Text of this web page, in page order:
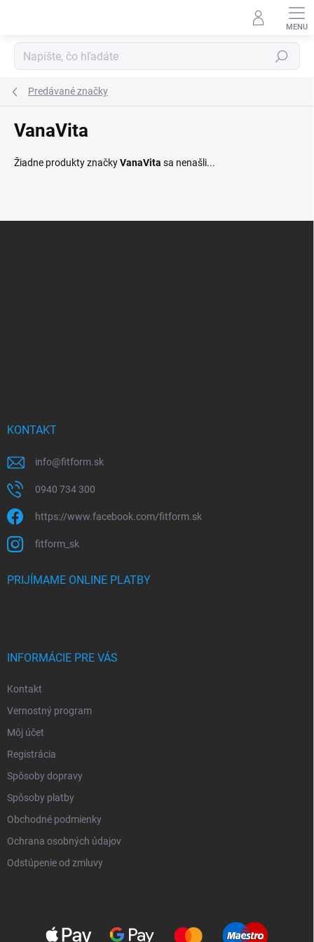
Hľadať
Predávané značky
VanaVita
Žiadne produkty značkyVanaVita sa nenašli...
KONTAKT
info@fitform.sk
0940 734 300
https://www.facebook.com/fitform.sk
fitform_sk
PRIJÍMAME ONLINE PLATBY
INFORMÁCIE PRE VÁS
Kontakt
Vernostný program
Môj účet
Registrácia
Spôsoby dopravy
Spôsoby platby
Obchodné podmienky
Ochrana osobných údajov
Odstúpenie od zmluvy